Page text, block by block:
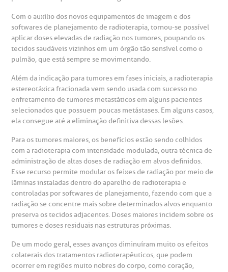
Com o auxílio dos novos equipamentos de imagem e dos
softwares de planejamento de radioterapia, tornou-se possível
aplicar doses elevadas de radiação nos tumores, poupando os
tecidos saudáveis vizinhos em um órgão tão sensível como o
pulmão, que está sempre se movimentando.
Além da indicação para tumores em fases iniciais, a radioterapia
estereotáxica fracionada vem sendo usada com sucesso no
enfretamento de tumores metastáticos em alguns pacientes
selecionados que possuem poucas metástases. Em alguns casos,
ela consegue até a eliminação definitiva dessas lesões.
Para os tumores maiores, os benefícios estão sendo colhidos
com a radioterapia com intensidade modulada, outra técnica de
administração de altas doses de radiação em alvos definidos.
Esse recurso permite modular os feixes de radiação por meio de
lâminas instaladas dentro do aparelho de radioterapia e
controladas por softwares de planejamento, fazendo com que a
radiação se concentre mais sobre determinados alvos enquanto
preserva os tecidos adjacentes. Doses maiores incidem sobre os
tumores e doses residuais nas estruturas próximas.
De um modo geral, esses avanços diminuíram muito os efeitos
colaterais dos tratamentos radioterapêuticos, que podem
ocorrer em regiões muito nobres do corpo, como coração,